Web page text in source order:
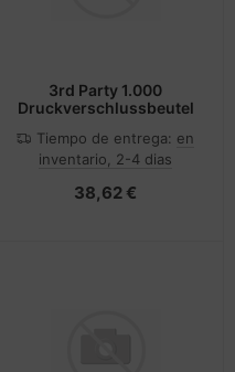
3rd Party 1.000
Druckverschlussbeutel
Tiempo de entrega: en
inventario, 2-4 dias
38,62 €